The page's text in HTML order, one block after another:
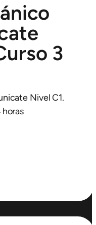
3
Nivel C1.